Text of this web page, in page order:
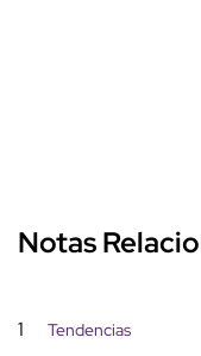
Notas
1 Tendencias